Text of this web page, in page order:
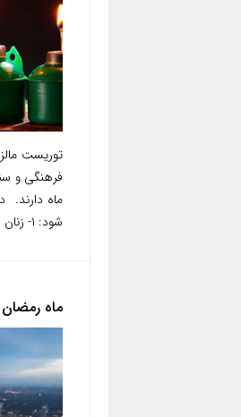
توریست
فرهنگی و
ماه دارند.
شود: ۱- زنان این کشور قبل...
ماه